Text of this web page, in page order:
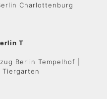
Charlottenburg
T
Berlin Tempelhof |
Tiergarten